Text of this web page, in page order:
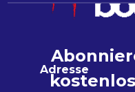
Adresse